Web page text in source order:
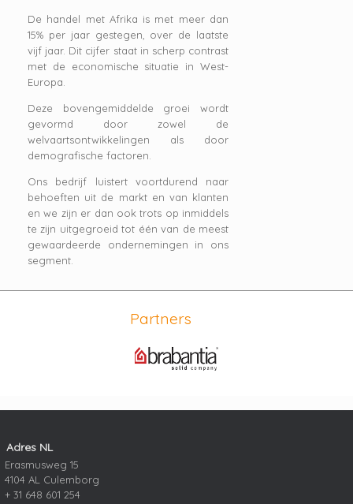
De handel met Afrika is met meer dan
15% per jaar gestegen, over de laatste
vijf jaar. Dit cijfer staat in scherp contrast
met de economische situatie in West-
Europa.
Deze bovengemiddelde groei wordt
gevormd door zowel de
welvaartsontwikkelingen als door
demografische factoren.
Ons bedrijf luistert voortdurend naar
behoeften uit de markt en van klanten
en we zijn er dan ook trots op inmiddels
te zijn uitgegroeid tot één van de meest
gewaardeerde ondernemingen in ons
segment.
Partners
Adres NL
Erasmusweg 15
4104 AL Culemborg
+ 31 648 601 254